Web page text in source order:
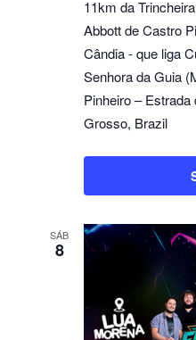
11km da
Abbott de Castro
Cândia - que liga
Senhora da Guia
Pinheiro –
Grosso, Brazil
SÁB
8